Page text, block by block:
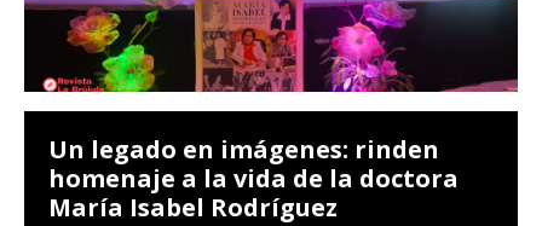
Un legado en imágenes: rinden
homenaje a la vida de la doctora
María Isabel Rodríguez